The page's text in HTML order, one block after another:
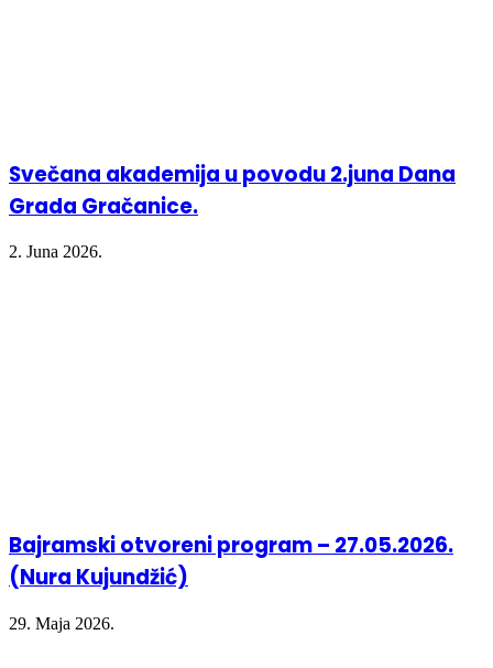
Svečana akademija u povodu 2.juna Dana
Grada Gračanice.
2. Juna 2026.
Bajramski otvoreni program – 27.05.2026.
(Nura Kujundžić)
29. Maja 2026.